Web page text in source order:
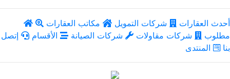
أحدث العقارات شركات التمويل
مكاتب العقارات
مطلوب
شركات مقاولات شركات الصيانة الأقسام
إتصل
بنا
المنتدى